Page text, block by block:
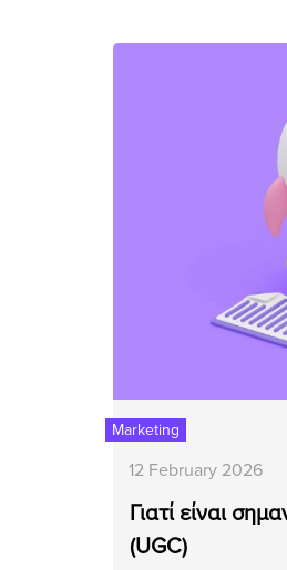
Marketing
12 February 2026
Γιατί είναι
(UGC)